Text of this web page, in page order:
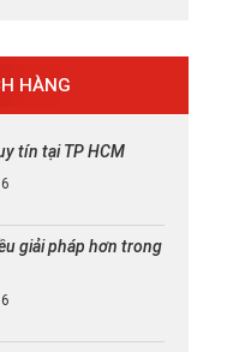
HÀNG
tín tại TP HCM
giải pháp hơn trong